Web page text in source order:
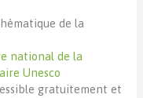
de la
national de la
Unesco
gratuitement et